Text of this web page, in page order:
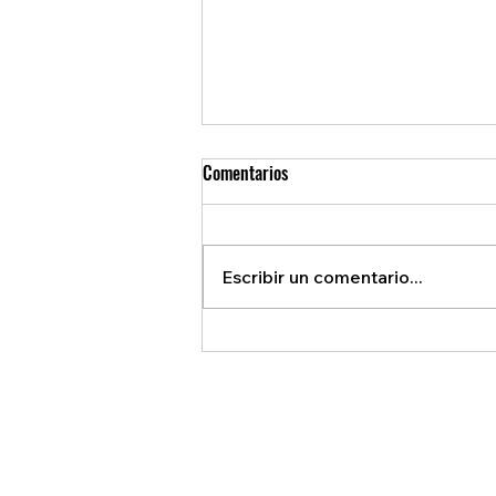
Ontario Prohíbe Móviles en
Comentarios
Escribir un comentario...